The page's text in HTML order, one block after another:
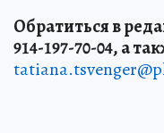
Обратиться в
914-197-70-04, а